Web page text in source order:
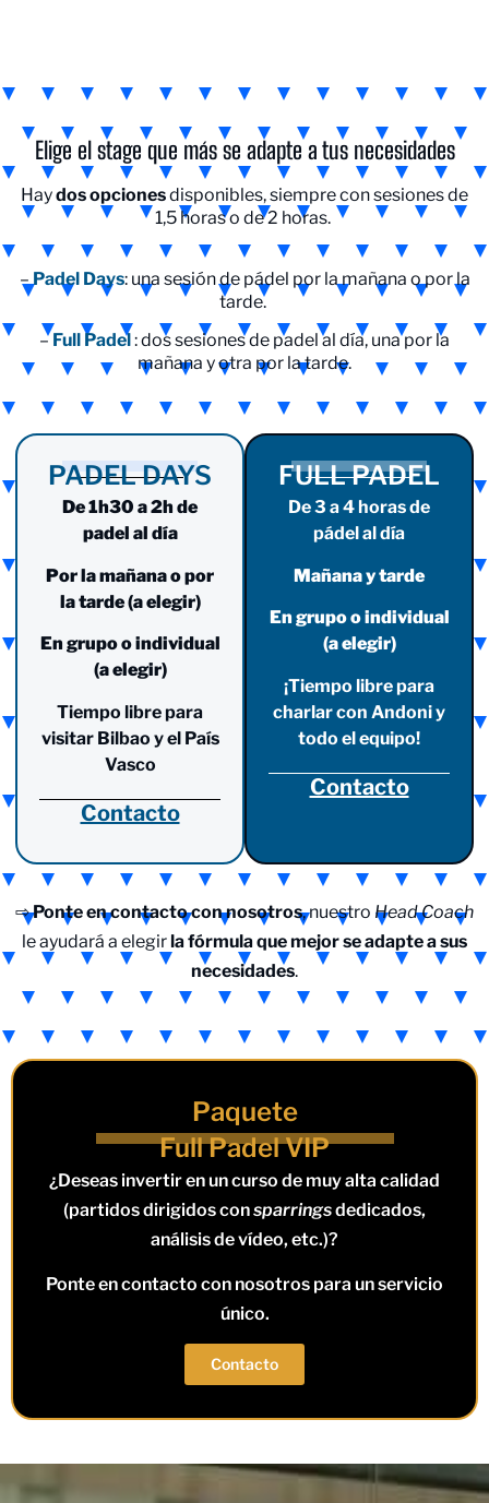
Elige el stage que más se adapte a tus necesidades
Haydos opcionesdisponibles, siempre con sesiones de
1,5 horas o de 2 horas.
– Padel Days: una sesión de pádel por la mañana o por la
tarde.
–Full Padel: dos sesiones de padel al día, una por la
mañana y otra por la tarde.
PADEL DAYS
De 1h30 a 2h de
padel al día
Por la mañana o por
la tarde (a elegir)
En grupo o individual
(a elegir)
Tiempo libre para
visitar Bilbao y el País
Vasco
Contacto
FULL PADEL
De 3 a 4 horas de
pádel al día
Mañana y tarde
En grupo o individual
(a elegir)
¡Tiempo libre para
charlar con Andoni y
todo el equipo!
Contacto
⇨Ponte en contacto con nosotros, nuestro Head Coach
le ayudará a elegir la fórmula que mejor se adapte a sus
necesidades.
Paquete
Full Padel VIP
¿Deseas invertir en un curso de muy alta calidad
(partidos dirigidos consparringsdedicados,
análisis de vídeo, etc.)?
Ponte en contacto con nosotros para un servicio
único.
Contacto